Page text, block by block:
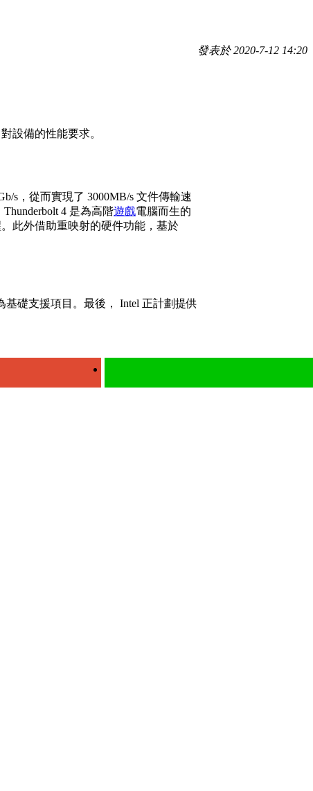
發表於 2020-7-12 14:20
設備的性能要求。
s，從而實現了 3000MB/s 文件傳輸速
4 是為高階遊戲電腦而生的
此外借助重映射的硬件功能，基於
基礎支援項目。最後， Intel 正計劃提供